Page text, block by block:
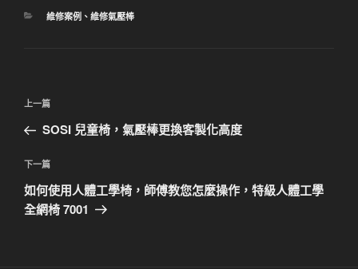
分
維修案例 、 維修氣壓棒
文
導
覽
上
一
文
章
上一篇
SOSI 兒童椅，氣壓棒更換客製化高度
下
一
篇
下一篇
如何使用人體工學椅，師傅教您怎麼操作，特級人體工學
全網椅 7001